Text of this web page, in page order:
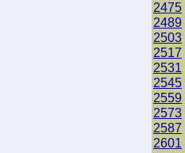
2475
2489
2503
2517
2531
2545
2559
2573
2587
2601